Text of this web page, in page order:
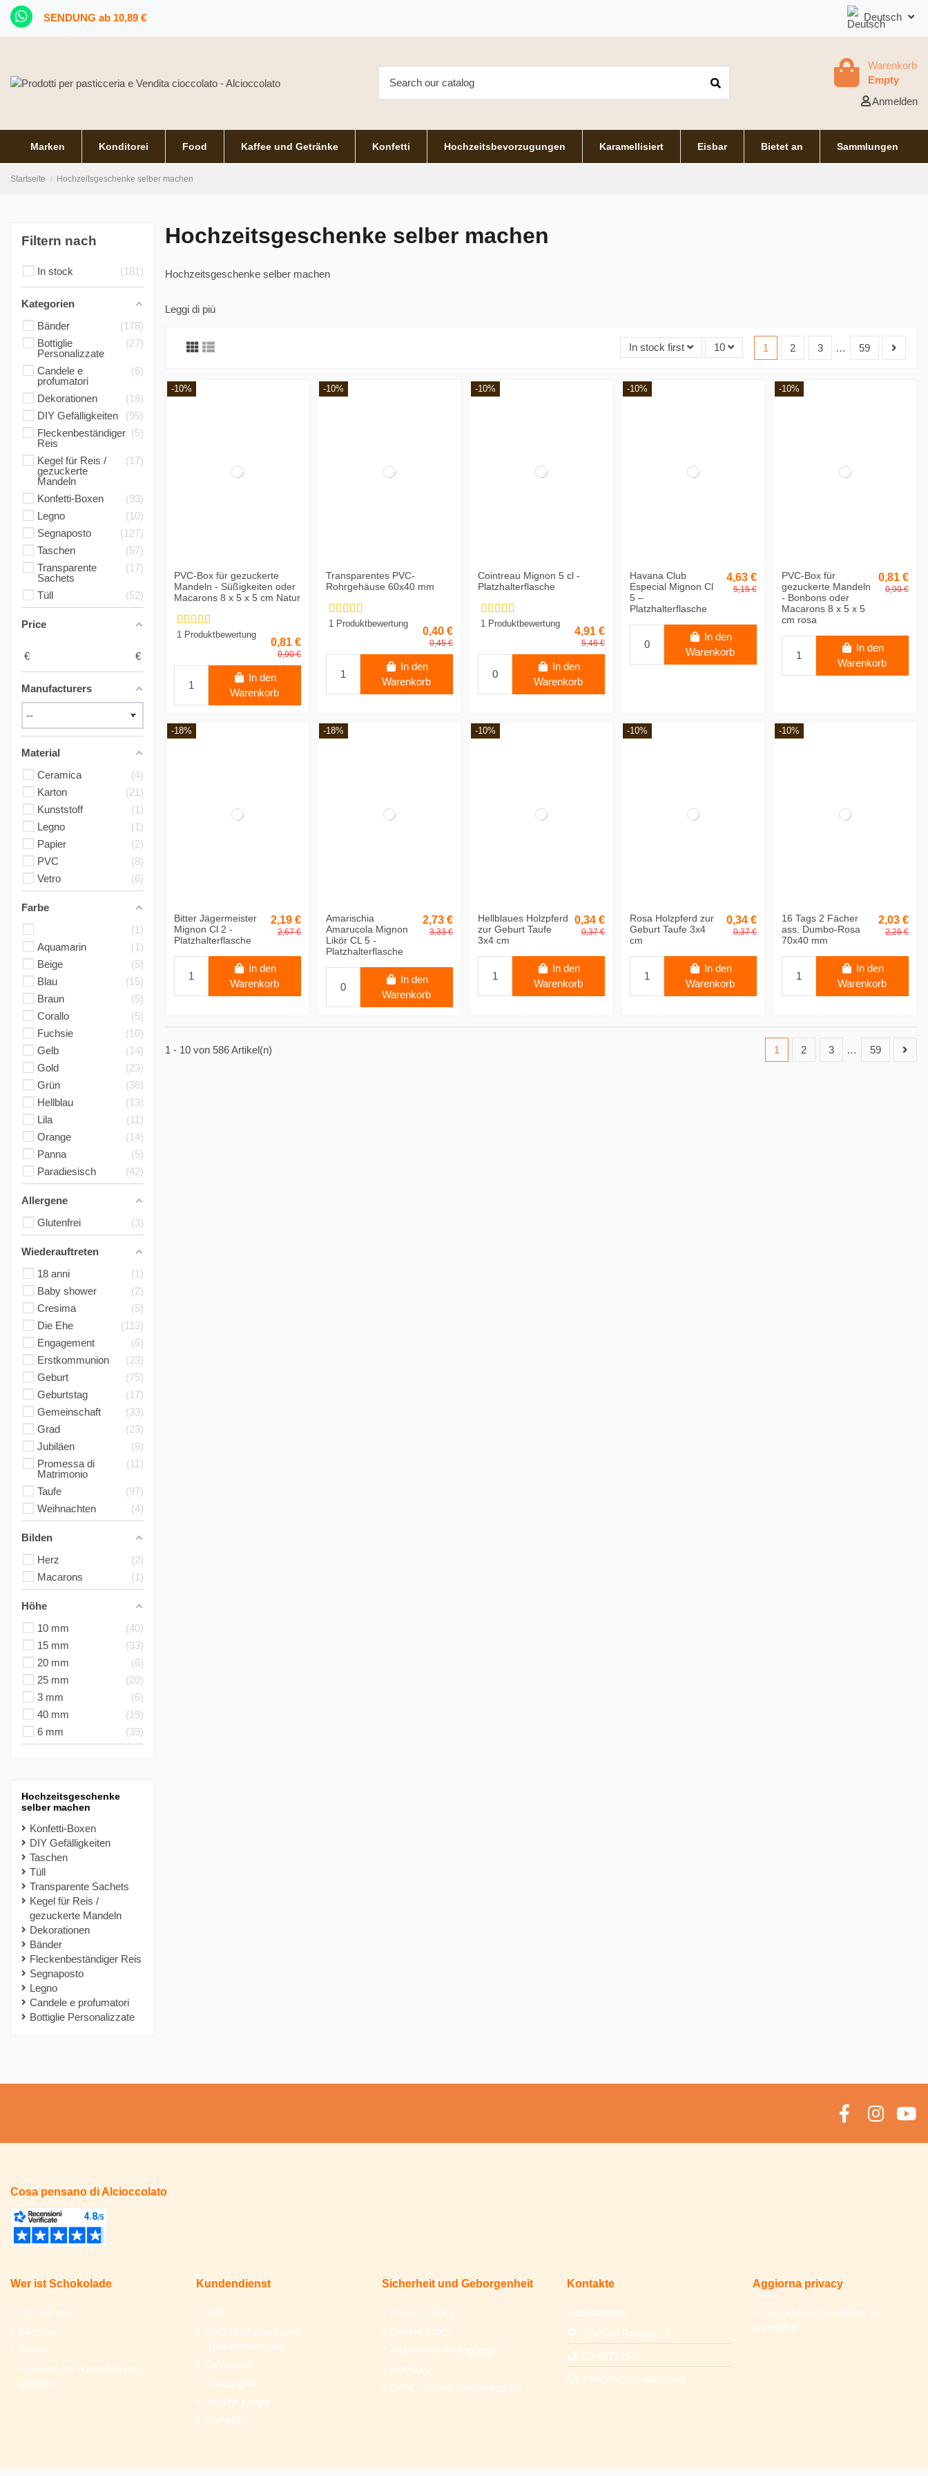
SENDUNG ab 10,89 € Deutsch
Warenkorb
Empty
Anmelden
Marken Konditorei Food Kaffee und Getränke Konfetti Hochzeitsbevorzugungen Karamellisiert Eisbar Bietet an Sammlungen
Startseite Hochzeitsgeschenke selber machen
Hochzeitsgeschenke selber machen
Hochzeitsgeschenke selber machen
Leggi di più
In stock first 10 1 2 3 … 59
-10%
PVC-Box für gezuckerte
Mandeln - Süßigkeiten oder
Macarons 8 x 5 x 5 cm Natur
1 Produktbewertung
0,81 €
0,90 €
In den
Warenkorb
-10%
Transparentes PVC-
Rohrgehäuse 60x40 mm
1 Produktbewertung
0,40 €
0,45 €
In den
Warenkorb
-10%
Cointreau Mignon 5 cl -
Platzhalterflasche
1 Produktbewertung
4,91 €
5,46 €
In den
Warenkorb
-10%
Havana Club
Especial Mignon Cl
5 –
Platzhalterflasche
4,63 €
5,15 €
In den
Warenkorb
-10%
PVC-Box für
gezuckerte Mandeln
- Bonbons oder
Macarons 8 x 5 x 5
cm rosa
0,81 €
0,90 €
In den
Warenkorb
-18%
Bitter Jägermeister
Mignon Cl 2 -
Platzhalterflasche
2,19 €
2,67 €
In den
Warenkorb
-18%
Amarischia
Amarucola Mignon
Likör CL 5 -
Platzhalterflasche
2,73 €
3,33 €
In den
Warenkorb
-10%
Hellblaues Holzpferd
zur Geburt Taufe
3x4 cm
0,34 €
0,37 €
In den
Warenkorb
-10%
Rosa Holzpferd zur
Geburt Taufe 3x4
cm
0,34 €
0,37 €
In den
Warenkorb
-10%
16 Tags 2 Fächer
ass. Dumbo-Rosa
70x40 mm
2,03 €
2,26 €
In den
Warenkorb
1 - 10 von 586 Artikel(n) 1 2 3 … 59
Filtern nach
In stock 181
Kategorien
Bänder
178
Bottiglie
Personalizzate
27
Candele e
profumatori
6
Dekorationen
18
DIY Gefälligkeiten
95
Fleckenbeständiger
Reis
5
Kegel für Reis /
gezuckerte
Mandeln
17
Konfetti-Boxen
93
Legno
10
Segnaposto
127
Taschen
57
Transparente
Sachets
17
Tüll 52
Price
€ €
Manufacturers
Material
Ceramica
4
Karton
21
Kunststoff
1
Legno
1
Papier
2
PVC
8
Vetro
6
Farbe
1
Aquamarin
1
Beige
5
Blau
15
Braun
5
Corallo
5
Fuchsie
10
Gelb
14
Gold
23
Grün
36
Hellblau
13
Lila
11
Orange
14
Panna
5
Paradiesisch
42
Allergene
Glutenfrei
3
Wiederauftreten
18 anni
1
Baby shower
2
Cresima
5
Die Ehe
113
Engagement
6
Erstkommunion
23
Geburt
75
Geburtstag
17
Gemeinschaft
33
Grad
23
Jubiläen
8
Promessa di
Matrimonio
11
Taufe
97
Weihnachten
4
Bilden
Herz
2
Macarons
1
Höhe
10 mm
40
15 mm
33
20 mm
6
25 mm
20
3 mm
6
40 mm
19
6 mm
39
Hochzeitsgeschenke
selber machen
Konfetti-Boxen
DIY Gefälligkeiten
Taschen
Tüll
Transparente Sachets
Kegel für Reis /
gezuckerte Mandeln
Dekorationen
Bänder
Fleckenbeständiger Reis
Segnaposto
Legno
Candele e profumatori
Bottiglie Personalizzate
Cosa pensano di Alcioccolato
Wer ist Schokolade
Wer wir sind
Sitemap
Kontakt
Ingrosso per Rivenditori ed
operatori
Kundendienst
Hilfe
Rücksendungen und
Rückerstattungen
Zahlungen
Sendungen
Häufige Fragen
Anmelden
Sicherheit und Geborgenheit
Privacy Policy
Cookie Policy
Allgemeine Bedingungen
Rückzug
ODR - Online-Streitbeilegung
Kontakte
Alcioccolato
Via San Raffaele, 1
02 48731501
info@alcioccolato.com
Aggiorna privacy
Le tue preferenze relative al
consenso